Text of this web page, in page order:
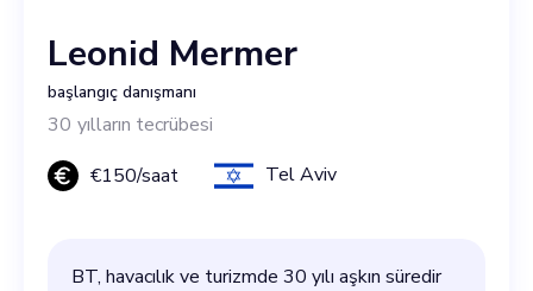
Leonid Mermer
başlangıç danışmanı
30 yılların tecrübesi
€150/saat Tel Aviv
BT, havacılık ve turizmde 30 yılı aşkın süredir